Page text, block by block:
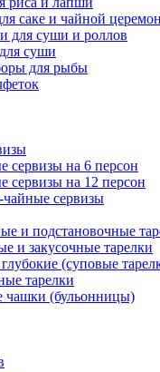
саке и чайной
для суши и роллов
суши
для рыбы
сервизы на 6 персон
сервизы на 12 персон
сервизы
и подстановочные
и закусочные тарелки
(суповые
тарелки
чашки (бульонницы)